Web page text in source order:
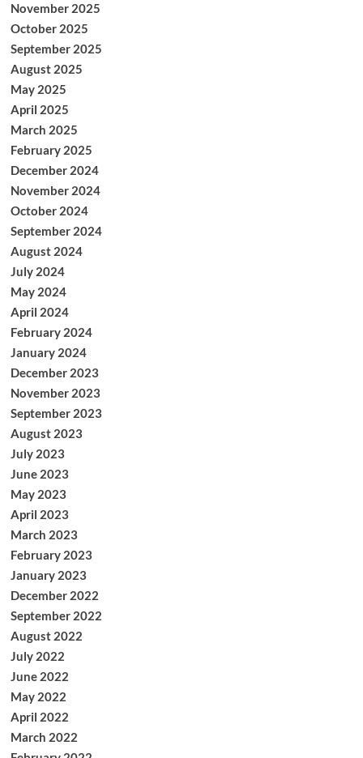
November 2025
October 2025
September 2025
August 2025
May 2025
April 2025
March 2025
February 2025
December 2024
November 2024
October 2024
September 2024
August 2024
July 2024
May 2024
April 2024
February 2024
January 2024
December 2023
November 2023
September 2023
August 2023
July 2023
June 2023
May 2023
April 2023
March 2023
February 2023
January 2023
December 2022
September 2022
August 2022
July 2022
June 2022
May 2022
April 2022
March 2022